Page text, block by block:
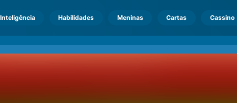
Inteligência Habilidades Meninas Cartas Cassino